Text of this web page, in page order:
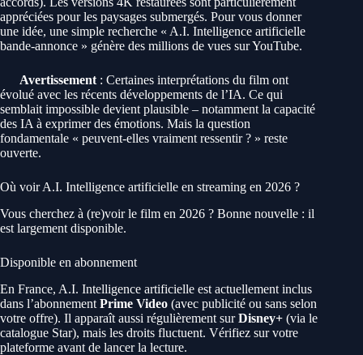
appréciées pour les paysages submergés. Pour vous donner
une idée, une simple recherche « A.I. Intelligence artificielle
bande-annonce » génère des millions de vues sur YouTube.
Avertissement : Certaines interprétations du film ont
évolué avec les récents développements de l’IA. Ce qui
semblait impossible devient plausible – notamment la capacité
des IA à exprimer des émotions. Mais la question
fondamentale « peuvent-elles vraiment ressentir ? » reste
ouverte.
Où voir A.I. Intelligence artificielle en streaming en 2026 ?
Vous cherchez à (re)voir le film en 2026 ? Bonne nouvelle : il
est largement disponible.
Disponible en abonnement
En France, A.I. Intelligence artificielle est actuellement inclus
dans l’abonnement Prime Video (avec publicité ou sans selon
votre offre). Il apparaît aussi régulièrement surDisney+ (via le
catalogue Star), mais les droits fluctuent. Vérifiez sur votre
plateforme avant de lancer la lecture.